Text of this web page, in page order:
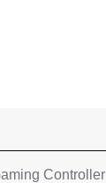
Controller